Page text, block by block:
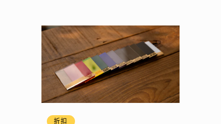
折扣